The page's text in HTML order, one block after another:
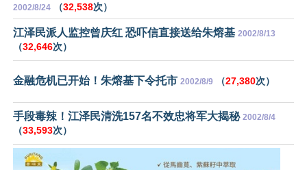
2002/8/24 （32,538次）
江泽民派人监控曾庆红 恐吓信直接送给朱熔基 2002/8/13
（32,646次）
金融危机已开始！朱熔基下令托市 2002/8/9 （27,380次）
手段毒辣！江泽民清洗157名不效忠将军大揭秘 2002/8/4
（33,593次）